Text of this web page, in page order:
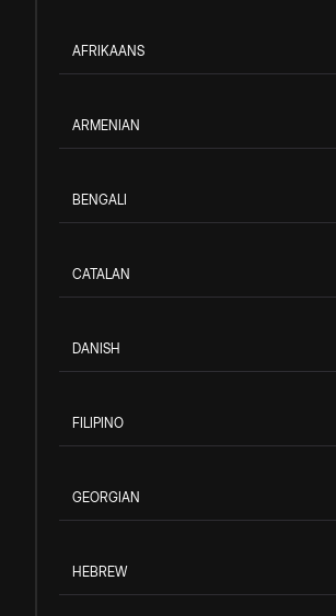
AFRIKAANS
ARMENIAN
BENGALI
CATALAN
DANISH
FILIPINO
GEORGIAN
HEBREW